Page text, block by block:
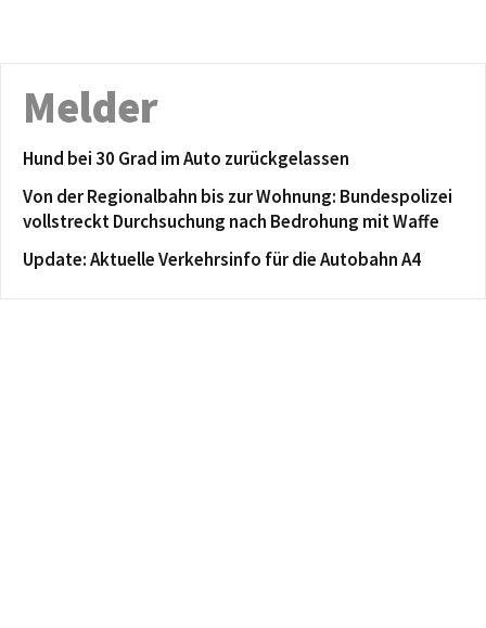
Melder
Hund bei 30 Grad im Auto zurückgelassen
Von der Regionalbahn bis zur Wohnung: Bundespolizei
vollstreckt Durchsuchung nach Bedrohung mit Waffe
Update: Aktuelle Verkehrsinfo für die Autobahn A4